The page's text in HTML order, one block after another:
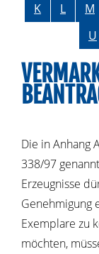
K
L M
U
Die in Anhang
338/97
Erzeugnisse
Genehmigung
Exemplare zu
möchten,